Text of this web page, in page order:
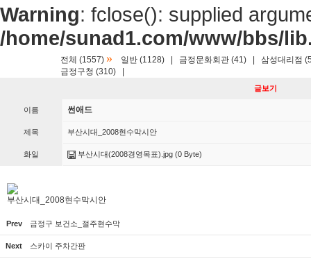
Warning: fclose(): supplied
/home/sunad1.com/www/bbs/
전체 (1557) » 일반 (1128) 금정문화회관 (41)
삼성대리점
금정구청 (310)
글보기
이름 썬애드
제목 부산시대_2008현수막시안
화일 부산시대(2008경영목표).jpg (0 Byte)
부산시대_2008현수막시안
Prev 금정구 보건소_절주현수막
Next 스카이 주차간판